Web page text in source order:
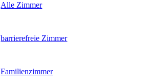
Alle Zimmer
barrierefreie Zimmer
Familienzimmer